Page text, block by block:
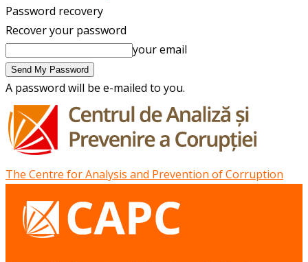
Password recovery
Recover your password
your email
A password will be e-mailed to you.
The Centre for Analysis and Prevention of Corruption